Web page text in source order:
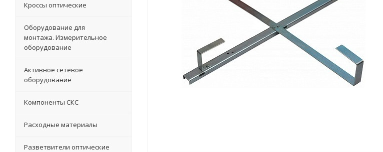
Кроссы оптические
Оборудование для
монтажа. Измерительное
оборудование
Активное сетевое
оборудование
Компоненты СКС
Расходные материалы
Разветвители оптические